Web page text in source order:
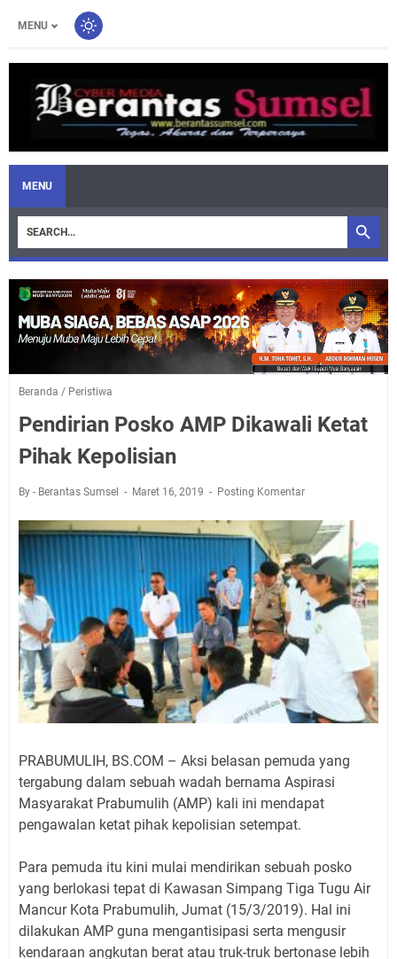
MENU
MENU
Beranda / Peristiwa
Pendirian Posko AMP Dikawali Ketat
Pihak Kepolisian
By - Berantas Sumsel Maret 16, 2019 Posting Komentar
PRABUMULIH, BS.COM – Aksi belasan pemuda yang
tergabung dalam sebuah wadah bernama Aspirasi
Masyarakat Prabumulih (AMP) kali ini mendapat
pengawalan ketat pihak kepolisian setempat.
Para pemuda itu kini mulai mendirikan sebuah posko
yang berlokasi tepat di Kawasan Simpang Tiga Tugu Air
Mancur Kota Prabumulih, Jumat (15/3/2019). Hal ini
dilakukan AMP guna mengantisipasi serta mengusir
kendaraan angkutan berat atau truk-truk bertonase lebih